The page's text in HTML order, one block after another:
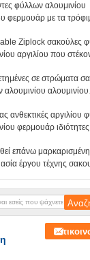
φύλλων αλουμινίου
φερμουάρ με τα
τη συσκευασία
Ziplock σακούλες
αργιλίου που
σε στρώματα
αλουμινίου
φερμουάρ φύλλων
κρεμούν την τρύπα
ανθεκτικές αργιλίου
φερμουάρ ιδιότητες
υψηλές
επάνω μαρκαρισμένη
έργου τέχνης